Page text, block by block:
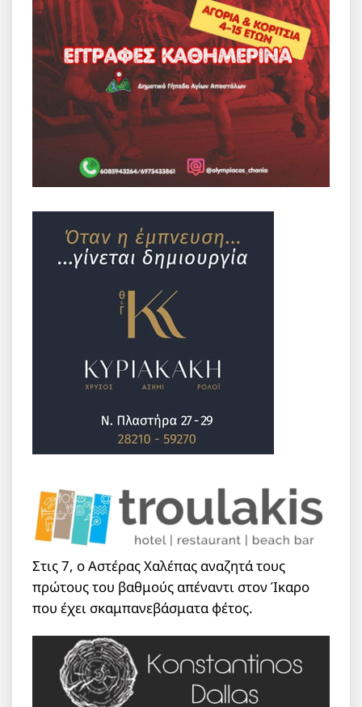
Στις 7, ο Αστέρας Χαλέπας αναζητά τους
πρώτους του βαθμούς απέναντι στον Ίκαρο
που έχει σκαμπανεβάσματα φέτος.